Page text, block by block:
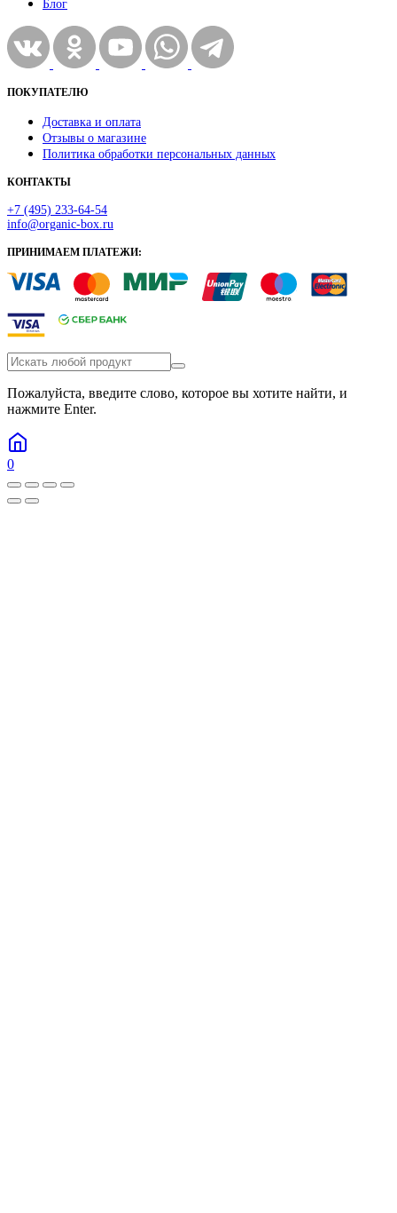
Блог
ПОКУПАТЕЛЮ
Доставка и оплата
Отзывы о магазине
Политика обработки персональных данных
КОНТАКТЫ
+7 (495) 233-64-54
info@organic-box.ru
ПРИНИМАЕМ ПЛАТЕЖИ:
Пожалуйста, введите слово, которое вы хотите найти, и
нажмите Enter.
0